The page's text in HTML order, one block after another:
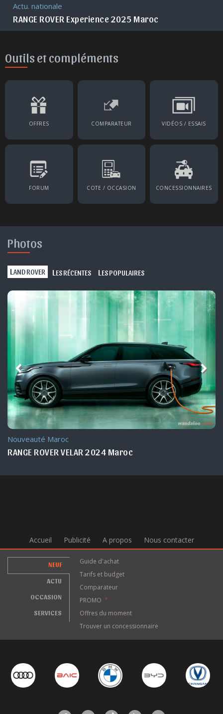
Actu. nationale
RANGE ROVER Experience 2025 Maroc
Outils et compléments
OFFRES COMPARATEUR VIDÉOS / ESSAIS
FORUM COTE / OCCASION CONCESSIONNAIRES
Photos
L AND ROVER L ES RÉCENTES L ES POPULAIRES
Nouveauté Maroc
RANGE ROVER VELAR 2024 Maroc
Accueil Publicité A propos Nous contacter
NEUF
ACTU
OCCASION
SERVICES
Guide d'achat
Tarifs et budget
Comparateur
PROMO
*
Offres du moment
Trouver un concessionnaire